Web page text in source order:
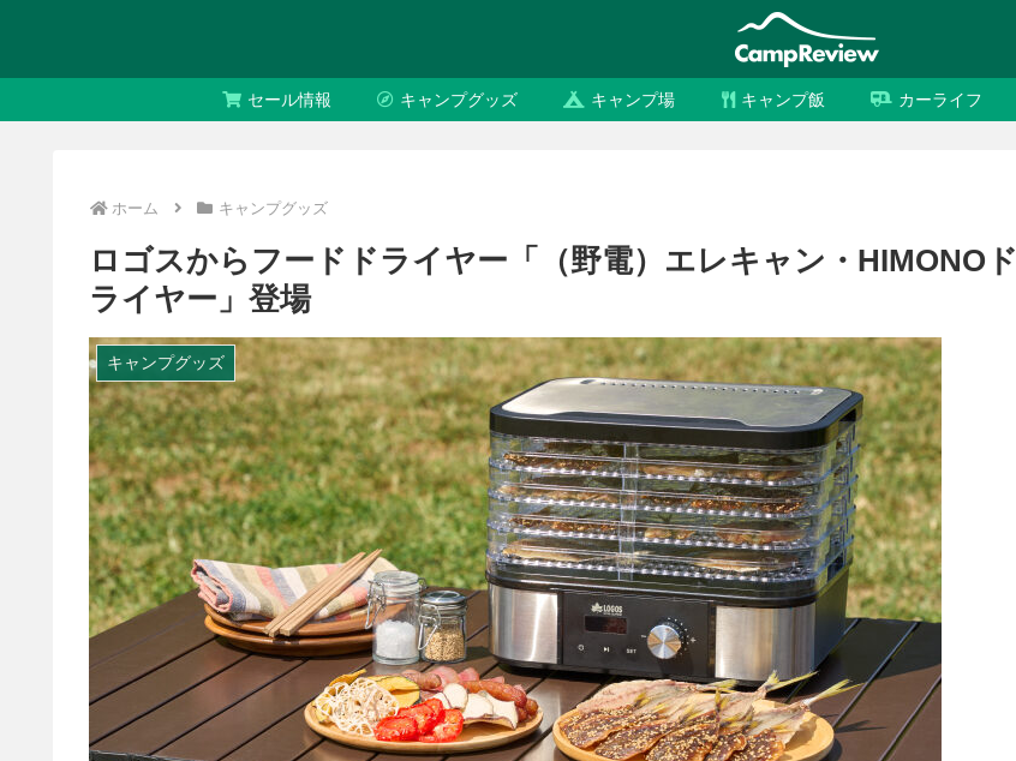
セール情報 キャンプグッズ キャンプ場 キャンプ飯 カーライフ
ホーム キャンプグッズ
ロゴスからフードドライヤー「（野電）エレキャン・HIMONOド
ライヤー」登場
キャンプグッズ